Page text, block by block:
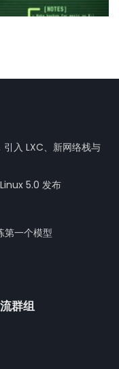
入 LXC、新网络栈与
5.0 发布
一个模型
群组